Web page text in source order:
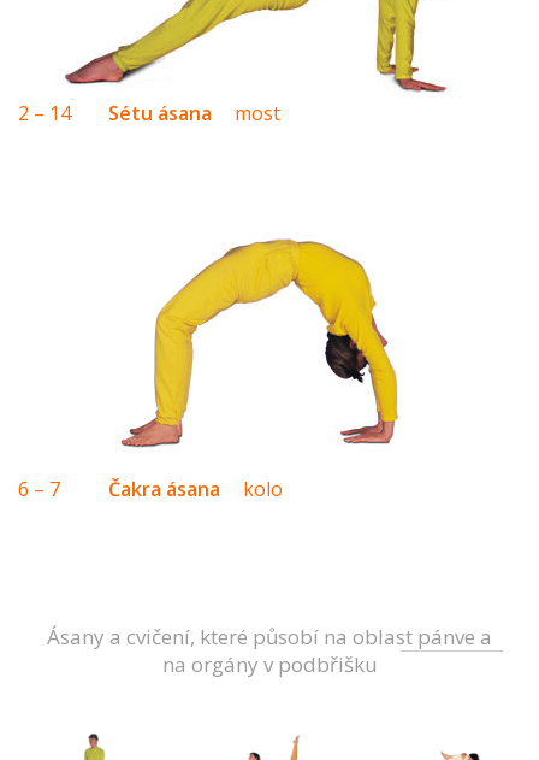
2 – 14 Sétu ásana most
6 – 7 Čakra ásana kolo
Ásany a cvičení, které působí na oblast pánve a
na orgány v podbřišku